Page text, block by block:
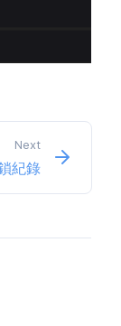
Next
紀錄